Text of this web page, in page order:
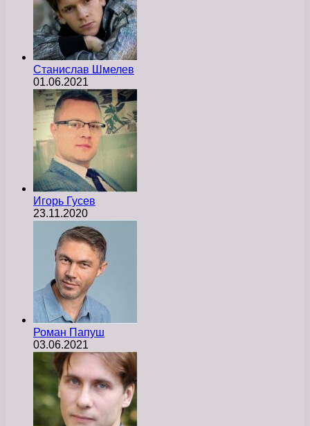
Станислав Шмелев
01.06.2021
Игорь Гусев
23.11.2020
Роман Папуш
03.06.2021